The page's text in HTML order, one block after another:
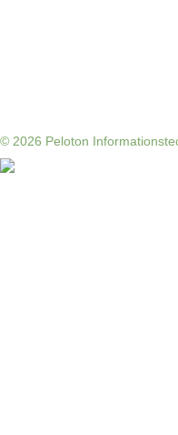
© 2026 Peloton